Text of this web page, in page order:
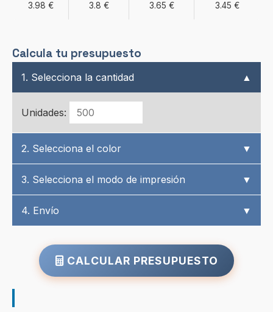
3.98 € 3.8 € 3.65 € 3.45 €
Calcula tu presupuesto
1. Selecciona la cantidad ▲
Unidades:
2. Selecciona el color ▼
3. Selecciona el modo de impresión ▼
4. Envío ▼
CALCULAR PRESUPUESTO